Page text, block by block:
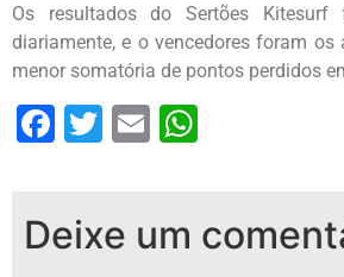
Os resultados do Sertões Kitesurf
diariamente, e o vencedores foram os
menor somatória de pontos perdidos
Facebook
Twitter
Email
Deixe um